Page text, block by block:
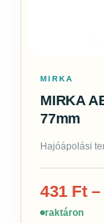
MIRKA
MIRKA
77mm
Hajóápolási
431 Ft
raktáron